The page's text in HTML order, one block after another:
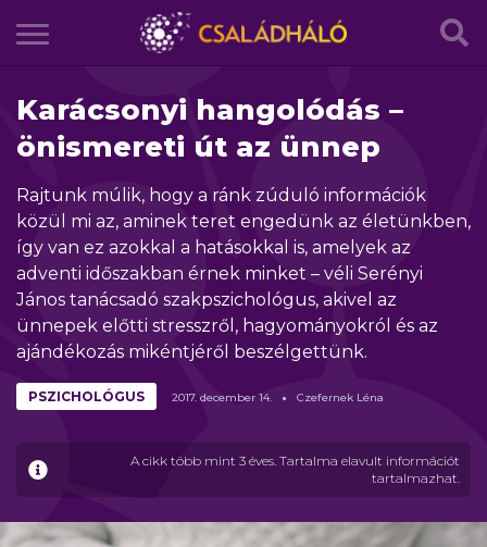
Karácsonyi hangolódás –
önismereti út az ünnep
Rajtunk múlik, hogy a ránk zúduló információk
közül mi az, aminek teret engedünk az életünkben,
így van ez azokkal a hatásokkal is, amelyek az
adventi időszakban érnek minket – véli Serényi
János tanácsadó szakpszichológus, akivel az
ünnepek előtti stresszről, hagyományokról és az
ajándékozás mikéntjéről beszélgettünk.
A cikk több mint 3 éves. Tartalma elavult információt
tartalmazhat.
PSZICHOLÓGUS 2017. december 14. Czefernek Léna